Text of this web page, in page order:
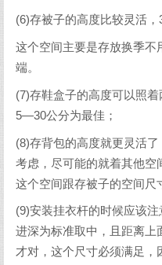
(6)存被子的高度比较灵活，
这个空间主要是存放换季不
端。
(7)存鞋盒子的高度可以照
5—30公分为最佳；
(8)存背包的高度就更灵活
考虑，尽可能的就着其他空
这个空间跟存被子的空间尺
(9)安装挂衣杆的时候应该
进深为标准取中，且距离
才对，这个尺寸必须满足，